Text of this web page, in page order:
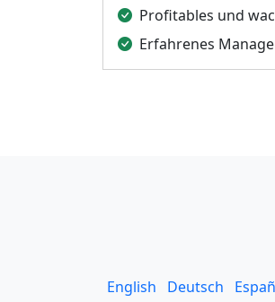
Profitables und
Erfahrenes
English Deutsch